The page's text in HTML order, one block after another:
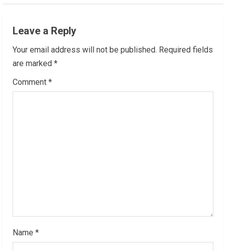
e
R
e
Leave a Reply
Your email address will not be published. Required fields
are marked *
Comment *
Name *